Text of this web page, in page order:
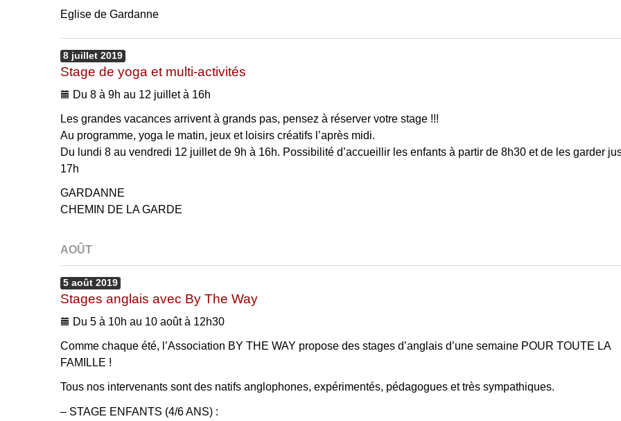
Eglise de Gardanne
8 juillet 2019
Stage de yoga et multi-activités
Du 8 à 9h au 12 juillet à 16h
Les grandes vacances arrivent à grands pas, pensez à réserver votre stage !!!
Au programme, yoga le matin, jeux et loisirs créatifs l’après midi.
Du lundi 8 au vendredi 12 juillet de 9h à 16h. Possibilité d’accueillir les enfants à partir de 8h30 et de les garder
17h
GARDANNE
CHEMIN DE LA GARDE
AOÛT
5 août 2019
Stages anglais avec By The Way
Du 5 à 10h au 10 août à 12h30
Comme chaque été, l’Association BY THE WAY propose des stages d’anglais d’une semaine POUR TOUTE LA
FAMILLE !
Tous nos intervenants sont des natifs anglophones, expérimentés, pédagogues et très sympathiques.
– STAGE ENFANTS (4/6 ANS) :